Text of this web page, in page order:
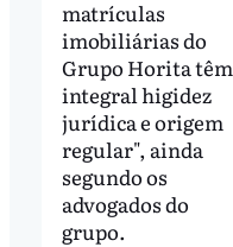
matrículas
imobiliárias do
Grupo Horita têm
integral higidez
jurídica e origem
regular", ainda
segundo os
advogados do
grupo.